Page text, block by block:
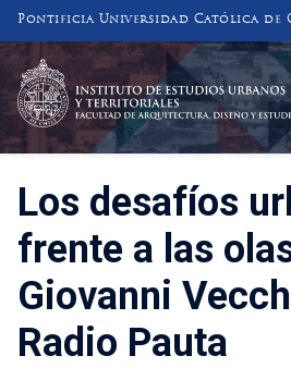
Pontificia Universidad Católica de
INSTITUTO DE
Y TERRITORIALES
FACULTAD DE ARQUITECTURA,
Los desafíos
frente a las
Giovanni
Radio Pauta